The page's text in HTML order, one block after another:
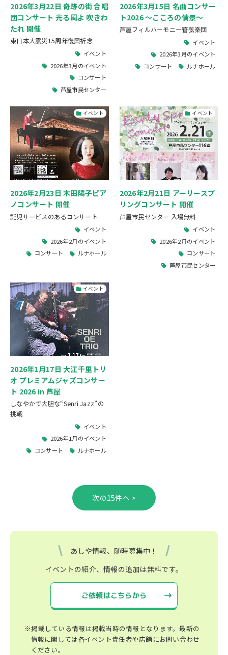
2026年3月22日 奇跡の街 合唱
団コンサート 光る風よ 吹きわ
たれ 開催
東日本大震災15周年復興祈念
イベント
2026年3月のイベント
コンサート
芦屋市民センター
2026年3月15日 名曲コンサー
ト2026 ～こころの情景～
芦屋フィルハーモニー管弦楽団
イベント
2026年3月のイベント
コンサート
ルナホール
イベント
2026年2月23日 木田陽子ピア
ノコンサート 開催
託児サービスのあるコンサート
イベント
2026年2月のイベント
コンサート
ルナホール
イベント
2026年2月21日 アーリースプ
リングコンサート 開催
芦屋市民センター 入場無料
イベント
2026年2月のイベント
コンサート
芦屋市民センター
イベント
2026年1月17日 大江千里トリ
オ プレミアムジャズコンサー
ト 2026 in 芦屋
しなやかで大胆な“Senri Jazz”の
挑戦
イベント
2026年1月のイベント
コンサート
ルナホール
>
あしや情報、随時募集中！
イベントの紹介、情報の追加は無料です。
ご依頼はこちらから
※掲載している情報は掲載当時の情報となります。最新の
情報に関しては各イベント責任者や店舗にお問い合わせ
ください。